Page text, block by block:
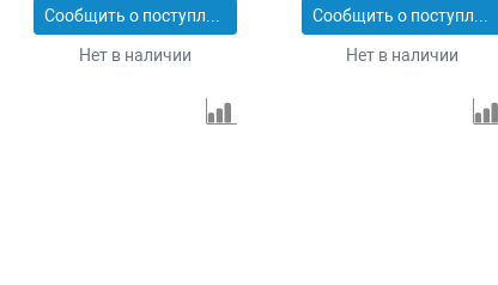
Сообщить о поступлении
Нет в наличии
Сообщить о поступлении
Нет в наличии